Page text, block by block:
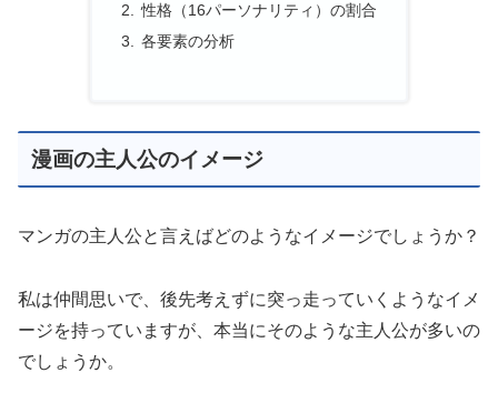
性格（16パーソナリティ）の割合
各要素の分析
漫画の主人公のイメージ
マンガの主人公と言えばどのようなイメージでしょうか？
私は仲間思いで、後先考えずに突っ走っていくようなイメ
ージを持っていますが、本当にそのような主人公が多いの
でしょうか。